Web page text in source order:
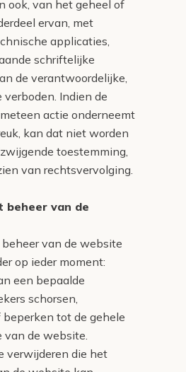
ook, van het geheel of
ervan, met
applicaties,
schriftelijke
de verantwoordelijke,
Indien de
actie onderneemt
kan dat niet worden
toestemming,
van rechtsvervolging.
beheer van de
van de website
op ieder moment:
een bepaalde
schorsen,
tot de gehele
de website.
verwijderen die het